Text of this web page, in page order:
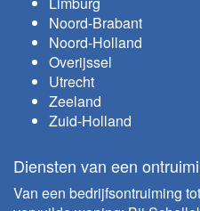
Noord-Brabant
Noord-Holland
Overijssel
Utrecht
Zeeland
Zuid-Holland
Diensten van een
Van een bedrijfsontruiming